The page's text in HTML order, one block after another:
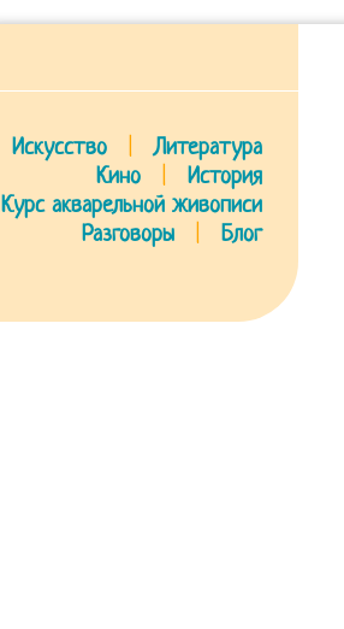
Искусство
Литература
Кино
История
Курс акварельной живописи
Разговоры
Блог